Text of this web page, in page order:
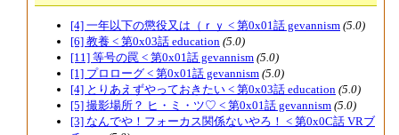
[4] 一年以下の懲役又は（ｒｙ < 第0x01話 gevannism (5.0)
[6] 教養 < 第0x03話 education (5.0)
[11] 等号の罠 < 第0x01話 gevannism (5.0)
[1] プロローグ < 第0x01話 gevannism (5.0)
[4] とりあえずやっておきたい < 第0x03話 education (5.0)
[5] 撮影場所？ ヒ・ミ・ツ♡ < 第0x01話 gevannism (5.0)
[3] なんでや！フォーカス関係ないやろ！ < 第0x0C話 VRブ